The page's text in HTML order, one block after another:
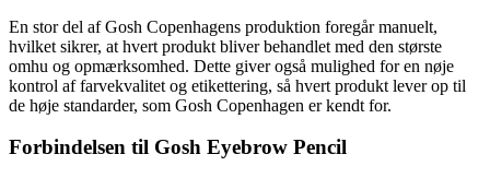
En stor del af Gosh Copenhagens produktion foregår manuelt,
hvilket sikrer, at hvert produkt bliver behandlet med den største
omhu og opmærksomhed. Dette giver også mulighed for en nøje
kontrol af farvekvalitet og etikettering, så hvert produkt lever op til
de høje standarder, som Gosh Copenhagen er kendt for.
Forbindelsen til Gosh Eyebrow Pencil